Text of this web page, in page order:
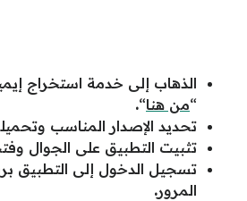
الذهاب إلى خدمة استخراج
“من هنا“
.
تحديد الإصدار المناسب
تثبيت التطبيق على الجوال
تسجيل الدخول إلى التطبيق
المرور.